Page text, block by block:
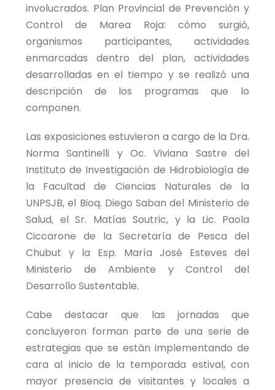
involucrados. Plan Provincial de Prevención y
Control de Marea Roja: cómo surgió,
organismos participantes, actividades
enmarcadas dentro del plan, actividades
desarrolladas en el tiempo y se realizó una
descripción de los programas que lo
componen.
Las exposiciones estuvieron a cargo de la Dra.
Norma Santinelli y Oc. Viviana Sastre del
Instituto de Investigación de Hidrobiología de
la Facultad de Ciencias Naturales de la
UNPSJB, el Bioq. Diego Saban del Ministerio de
Salud, el Sr. Matías Soutric, y la Lic. Paola
Ciccarone de la Secretaría de Pesca del
Chubut y la Esp. María José Esteves del
Ministerio de Ambiente y Control del
Desarrollo Sustentable.
Cabe destacar que las jornadas que
concluyeron forman parte de una serie de
estrategias que se están implementando de
cara al inicio de la temporada estival, con
mayor presencia de visitantes y locales a